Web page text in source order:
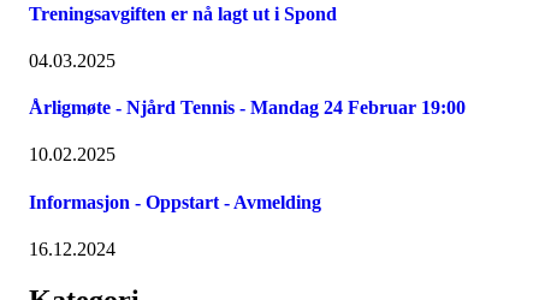
Treningsavgiften er nå lagt ut i Spond
04.03.2025
Årligmøte - Njård Tennis - Mandag 24 Februar 19:00
10.02.2025
Informasjon - Oppstart - Avmelding
16.12.2024